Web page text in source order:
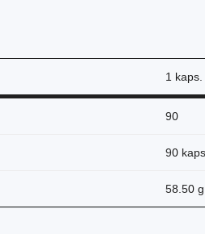
1 kaps.
90
90 kaps.
58.50 g